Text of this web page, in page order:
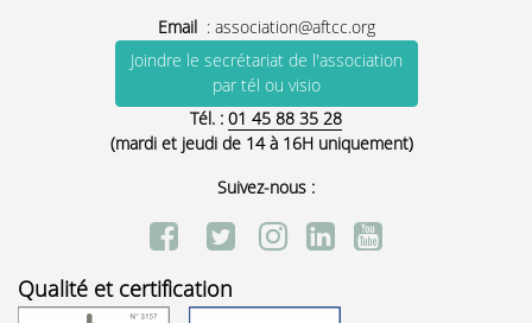
Email : association@aftcc.org
Joindre le secrétariat de l'association
par tél ou visio
Tél. : 01 45 88 35 28
(mardi et jeudi de 14 à 16H uniquement)
Suivez-nous :
Qualité et certification